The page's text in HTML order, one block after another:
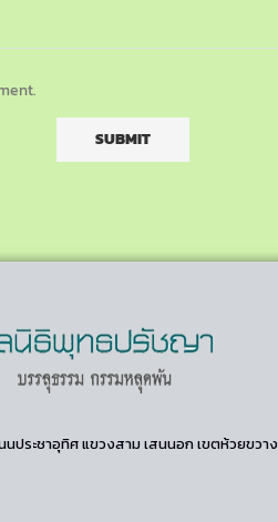
นประชาอุทิศ แขวงสาม เสนนอก เขตห้วยขวาง